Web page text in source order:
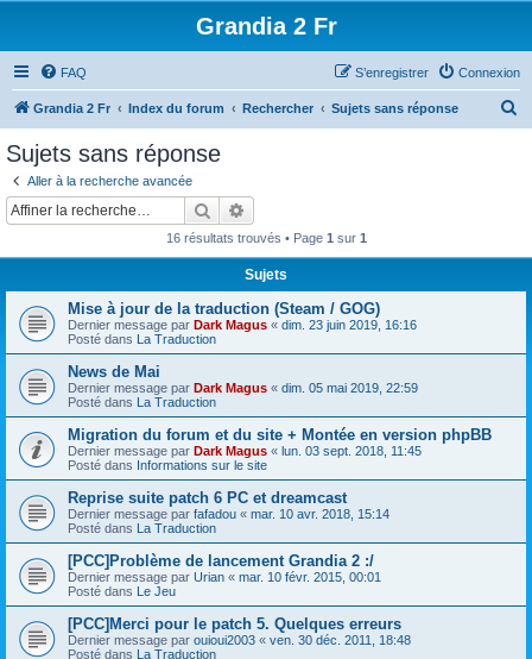
Grandia 2 Fr
FAQ Connexion
S’enregistrer
Grandia 2 Fr Index du forum Rechercher Sujets sans réponse
Sujets sans réponse
Aller à la recherche avancée
Rechercher
16 résultats trouvés • Page 1 sur 1
Sujets
Mise à jour de la traduction (Steam / GOG)
Dernier message par Dark Magus « dim. 23 juin 2019, 16:16
Posté dans La Traduction
News de Mai
Dernier message par Dark Magus « dim. 05 mai 2019, 22:59
Posté dans La Traduction
Migration du forum et du site + Montée en version phpBB
Dernier message par Dark Magus « lun. 03 sept. 2018, 11:45
Posté dans Informations sur le site
Reprise suite patch 6 PC et dreamcast
Dernier message par fafadou « mar. 10 avr. 2018, 15:14
Posté dans La Traduction
[PCC]Problème de lancement Grandia 2 :/
Dernier message par Urian « mar. 10 févr. 2015, 00:01
Posté dans Le Jeu
[PCC]Merci pour le patch 5. Quelques erreurs
Dernier message par ouioui2003 « ven. 30 déc. 2011, 18:48
Posté dans La Traduction